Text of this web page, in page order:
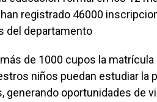
han registrado 46000
del departamento
de 1000 cupos la
niños puedan estudiar la
generando oportunidades de